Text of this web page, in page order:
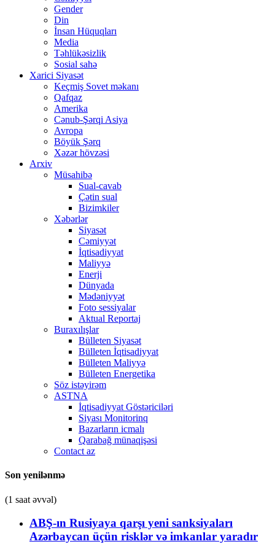
Gender
Din
İnsan Hüquqları
Media
Təhlükəsizlik
Sosial sahə
Xarici Siyasət
Keçmiş Sovet məkanı
Qafqaz
Amerika
Cənub-Şərqi Asiya
Avropa
Böyük Şərq
Xəzər hövzəsi
Arxiv
Müsahibə
Sual-cavab
Çətin sual
Bizimkiler
Xəbərlər
Siyasət
Cəmiyyət
İqtisadiyyat
Maliyyə
Enerji
Dünyada
Mədəniyyət
Foto sessiyalar
Aktual Reportaj
Buraxılışlar
Bülleten Siyasət
Bülleten İqtisadiyyat
Bülleten Maliyyə
Bülleten Energetika
Söz istəyirəm
ASTNA
İqtisadiyyat Göstəriciləri
Siyası Monitorinq
Bazarların icmalı
Qarabağ münaqişəsi
Contact az
Son yenilənmə
(1 saat əvvəl)
ABŞ-ın Rusiyaya qarşı yeni sanksiyaları
Azərbaycan üçün risklər və imkanlar yaradır